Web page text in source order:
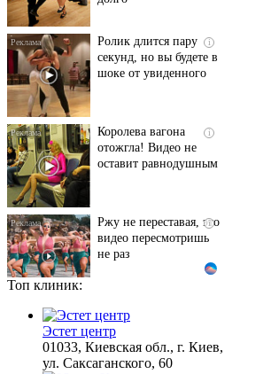
секунд, но вы будете в
шоке от увиденного
отожгла! Видео не
оставит равнодушным
видео пересмотришь
не раз
нашлось в переписках
Топ клиник:
Эстет центр
01033, Киевская обл., г. Киев,
ул. Саксаганского, 60